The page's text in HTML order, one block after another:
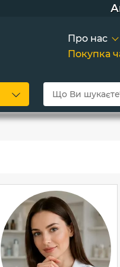
Про нас
Покупка